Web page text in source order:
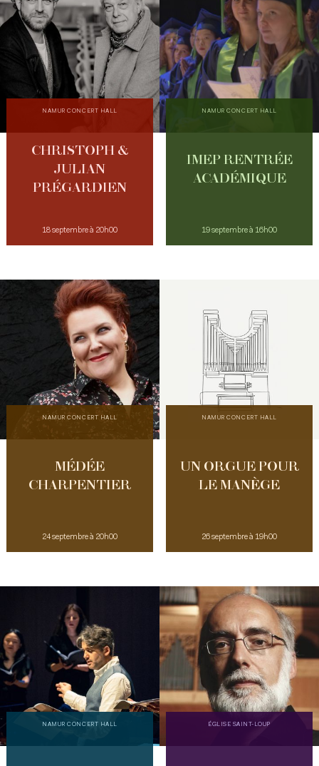
NAMUR CONCERT HALL
CHRISTOPH &
JULIAN
PRÉGARDIEN
18 septembre à 20h00
NAMUR CONCERT HALL
IMEP RENTRÉE
ACADÉMIQUE
19 septembre à 16h00
NAMUR CONCERT HALL
MÉDÉE
CHARPENTIER
24 septembre à 20h00
NAMUR CONCERT HALL
UN ORGUE POUR
LE MANÈGE
26 septembre à 19h00
NAMUR CONCERT HALL ÉGLISE SAINT-LOUP